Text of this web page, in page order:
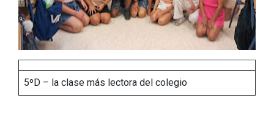
5ºD – la clase más lectora del colegio